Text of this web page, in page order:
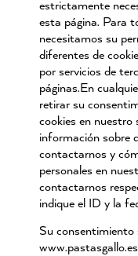
estrictamente
esta página. Para
necesitamos su
diferentes de
por servicios de
páginas.En
retirar su
cookies en nuestro
información sobre
contactarnos y
personales en
contactarnos
indique el ID y la
Su consentimiento
www.pastasgallo.es